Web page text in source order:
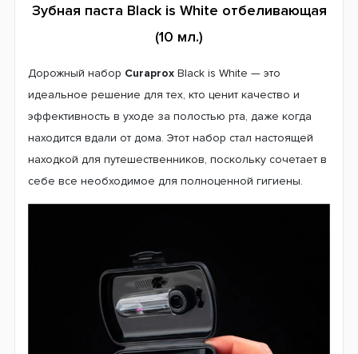
Зубная паста Black is White отбеливающая
(10 мл.)
Дорожный набор Curaprox Black is White — это
идеальное решение для тех, кто ценит качество и
эффективность в уходе за полостью рта, даже когда
находится вдали от дома. Этот набор стал настоящей
находкой для путешественников, поскольку сочетает в
себе все необходимое для полноценной гигиены.